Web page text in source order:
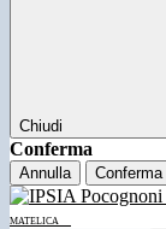
Chiudi
Conferma
Annulla Conferma
MATELICA